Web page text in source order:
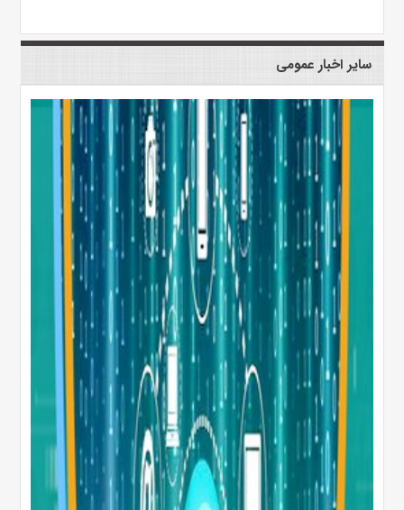
سایر اخبار عمومی